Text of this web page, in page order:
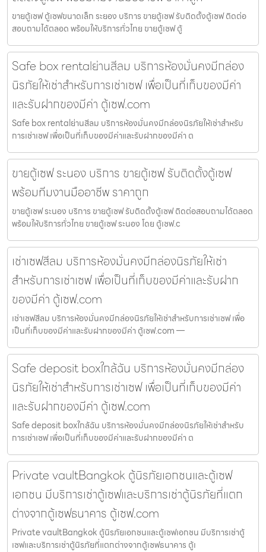
ขายตู้เซฟ ตู้เซฟขนาดเล็ก ระยอง บริการ ขายตู้เซฟ รับติดตั้งตู้เซฟ ติดต่อ
สอบถามได้ตลอด พร้อมให้บริการทั่วไทย ขายตู้เซฟ ตู้
Safe box rentalย่านสีลม บริการห้องมั่นคงมีกล่อง
นิรภัยให้เช่าสำหรับการเช่าเซฟ เพื่อเป็นที่เก็บของมีค่า
และรับฝากของมีค่า ตู้เซฟ.com
Safe box rentalย่านสีลม บริการห้องมั่นคงมีกล่องนิรภัยให้เช่าสำหรับ
การเช่าเซฟ เพื่อเป็นที่เก็บของมีค่าและรับฝากของมีค่า ต
ขายตู้เซฟ ระนอง บริการ ขายตู้เซฟ รับติดตั้งตู้เซฟ
พร้อมทีมงานมืออาชีพ ราคาถูก
ขายตู้เซฟ ระนอง บริการ ขายตู้เซฟ รับติดตั้งตู้เซฟ ติดต่อสอบถามได้ตลอด
พร้อมให้บริการทั่วไทย ขายตู้เซฟ ระนอง โดย ตู้เซฟ.c
เช่าเซฟสีลม บริการห้องมั่นคงมีกล่องนิรภัยให้เช่า
สำหรับการเช่าเซฟ เพื่อเป็นที่เก็บของมีค่าและรับฝาก
ของมีค่า ตู้เซฟ.com
เช่าเซฟสีลม บริการห้องมั่นคงมีกล่องนิรภัยให้เช่าสำหรับการเช่าเซฟ เพื่อ
เป็นที่เก็บของมีค่าและรับฝากของมีค่า ตู้เซฟ.com —
Safe deposit boxใกล้ฉัน บริการห้องมั่นคงมีกล่อง
นิรภัยให้เช่าสำหรับการเช่าเซฟ เพื่อเป็นที่เก็บของมีค่า
และรับฝากของมีค่า ตู้เซฟ.com
Safe deposit boxใกล้ฉัน บริการห้องมั่นคงมีกล่องนิรภัยให้เช่าสำหรับ
การเช่าเซฟ เพื่อเป็นที่เก็บของมีค่าและรับฝากของมีค่า ต
Private vaultBangkok ตู้นิรภัยเอกชนและตู้เซฟ
เอกชน มีบริการเช่าตู้เซฟและบริการเช่าตู้นิรภัยที่แตก
ต่างจากตู้เซฟธนาคาร ตู้เซฟ.com
Private vaultBangkok ตู้นิรภัยเอกชนและตู้เซฟเอกชน มีบริการเช่าตู้
เซฟและบริการเช่าตู้นิรภัยที่แตกต่างจากตู้เซฟธนาคาร ตู้เ